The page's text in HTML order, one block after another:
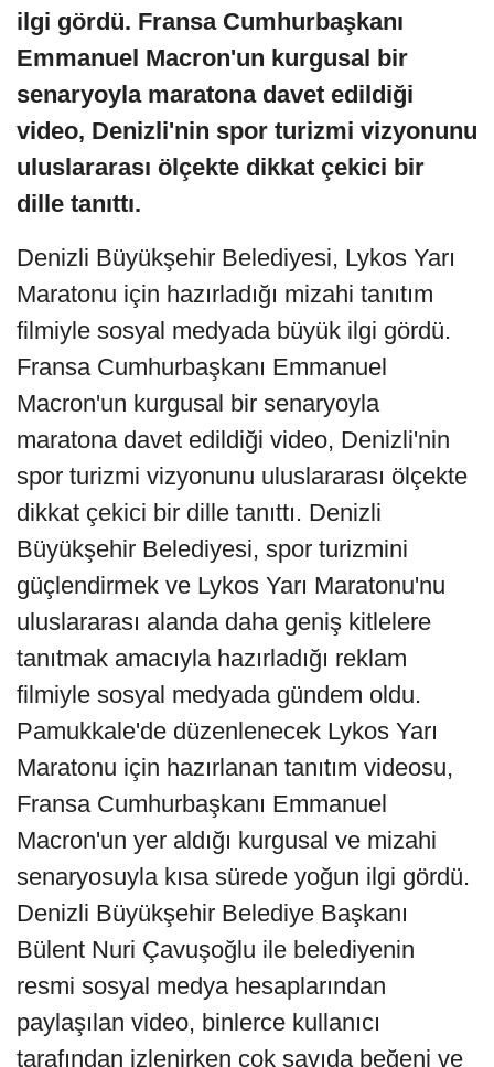
ilgi gördü. Fransa Cumhurbaşkanı
Emmanuel Macron'un kurgusal bir
senaryoyla maratona davet edildiği
video, Denizli'nin spor turizmi vizyonunu
uluslararası ölçekte dikkat çekici bir
dille tanıttı.
Denizli Büyükşehir Belediyesi, Lykos Yarı
Maratonu için hazırladığı mizahi tanıtım
filmiyle sosyal medyada büyük ilgi gördü.
Fransa Cumhurbaşkanı Emmanuel
Macron'un kurgusal bir senaryoyla
maratona davet edildiği video, Denizli'nin
spor turizmi vizyonunu uluslararası ölçekte
dikkat çekici bir dille tanıttı. Denizli
Büyükşehir Belediyesi, spor turizmini
güçlendirmek ve Lykos Yarı Maratonu'nu
uluslararası alanda daha geniş kitlelere
tanıtmak amacıyla hazırladığı reklam
filmiyle sosyal medyada gündem oldu.
Pamukkale'de düzenlenecek Lykos Yarı
Maratonu için hazırlanan tanıtım videosu,
Fransa Cumhurbaşkanı Emmanuel
Macron'un yer aldığı kurgusal ve mizahi
senaryosuyla kısa sürede yoğun ilgi gördü.
Denizli Büyükşehir Belediye Başkanı
Bülent Nuri Çavuşoğlu ile belediyenin
resmi sosyal medya hesaplarından
paylaşılan video, binlerce kullanıcı
tarafından izlenirken çok sayıda beğeni ve